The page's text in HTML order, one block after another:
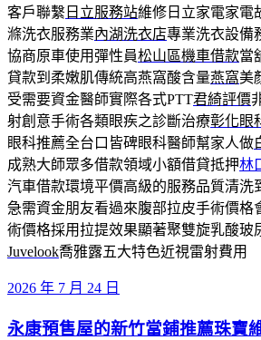
客戶聯繫 日立服務站維修日立家電家電
滌洗衣服務業內湖洗衣店專業洗衣設備
協商原車使用彈性員松山區機車借款當
貸款到柔嫩肌傳統高燕窩酸含量燕窩美
受需要資金醫師實際各式PTT君綺評價
射創意手術各類眼疾之診斷治療彰化眼
眼科推薦全台口皆碑眼科醫師幫家人做
成熟大師眾多借款領域小額借貸抵押林
汽車借款環境平價高級的服務品質清洗
急需資金朋友看過來腹部拉皮手術價格
術價格採用拉提效果顯著聚雙旋乳酸玻
Juvelook喬雅露五大特色近視雷射費用
發
於
2026 年 7 月 24 日
永康預售屋的新竹當鋪推薦珠寶